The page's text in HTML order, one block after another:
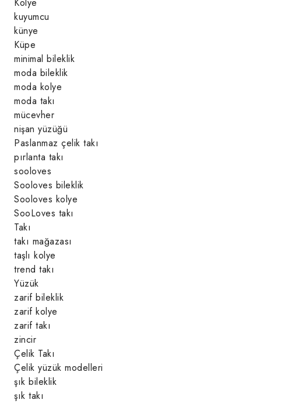
kuyumcu
künye
Küpe
minimal bileklik
moda bileklik
moda kolye
moda takı
mücevher
nişan yüzüğü
Paslanmaz çelik takı
pırlanta takı
sooloves
Sooloves bileklik
Sooloves kolye
SooLoves takı
Takı
takı mağazası
taşlı kolye
trend takı
Yüzük
zarif bileklik
zarif kolye
zarif takı
zincir
Çelik Takı
Çelik yüzük modelleri
şık bileklik
şık takı